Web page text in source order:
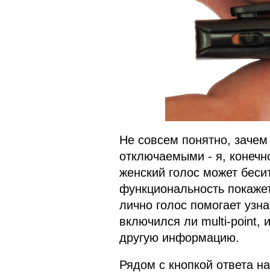
Не совсем понятно,
отключаемыми - я,
женский голос может
функциональность
лично голос помогает
включился ли multi-point,
другую информацию.
Рядом с кнопкой ответа